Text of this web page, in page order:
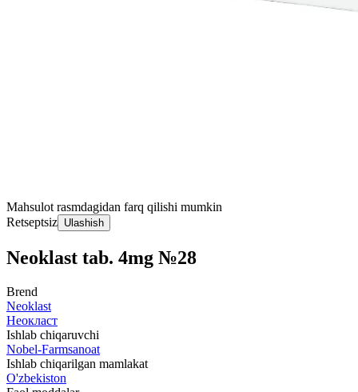
Mahsulot rasmdagidan farq qilishi mumkin
Retseptsiz Ulashish
Neoklast tab. 4mg №28
Brend
Neoklast
Неокласт
Ishlab chiqaruvchi
Nobel-Farmsanoat
Ishlab chiqarilgan mamlakat
O'zbekiston